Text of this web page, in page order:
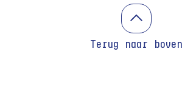
Terug naar boven